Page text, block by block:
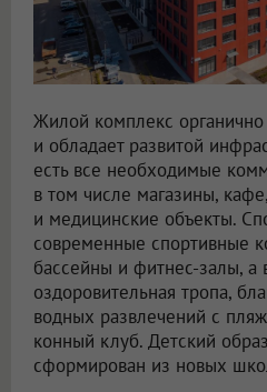
Жилой комплекс
и обладает развитой
есть все необходимые
в том числе магазины,
и медицинские объекты.
современные спортивные
бассейны и фитнес-залы, а
оздоровительная тропа,
водных развлечений с
конный клуб. Детский
сформирован из новых